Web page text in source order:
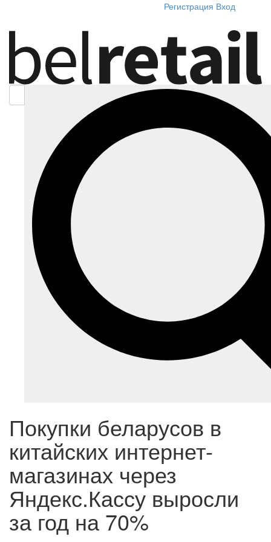
Регистрация Вход
Покупки беларусов в
китайских интернет-
магазинах через
Яндекс.Кассу выросли
за год на 70%